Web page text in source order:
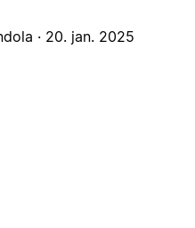
· 20. jan. 2025